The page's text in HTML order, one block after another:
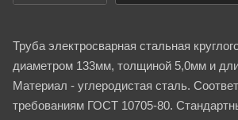
Труба электросварная стальная
диаметром 133мм, толщиной 5,0мм и
Материал - углеродистая сталь.
требованиям ГОСТ 10705-80.